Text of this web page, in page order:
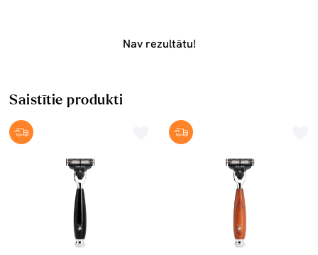
Nav rezultātu!
Saistītie produkti